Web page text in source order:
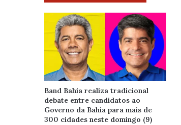
Band Bahia realiza tradicional
debate entre candidatos ao
Governo da Bahia para mais de
300 cidades neste domingo (9)